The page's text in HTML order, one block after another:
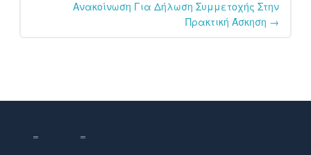
Ανακοίνωση Για Δήλωση Συμμετοχής Στην
Πρακτική Άσκηση →